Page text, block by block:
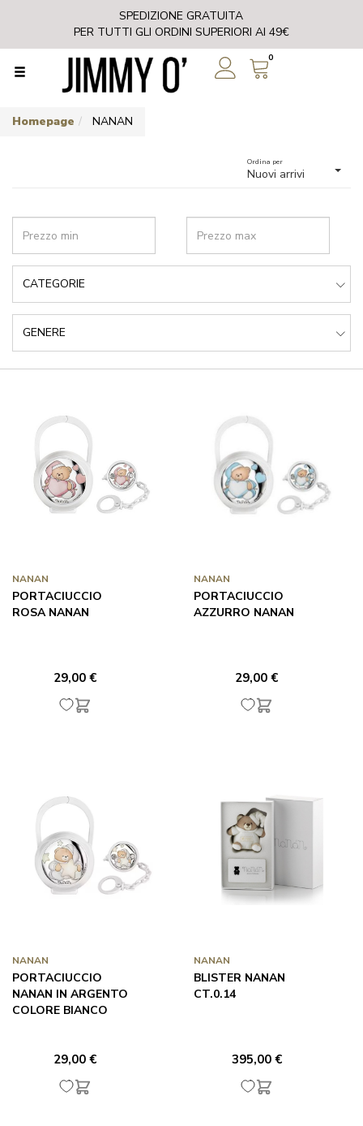
SPEDIZIONE GRATUITA
PER TUTTI GLI ORDINI SUPERIORI AI 49€
0
Homepage NANAN
Ordina per
Nuovi arrivi
CATEGORIE
GENERE
NANAN
PORTACIUCCIO
ROSA NANAN
29,00 €
NANAN
PORTACIUCCIO
AZZURRO NANAN
29,00 €
NANAN
PORTACIUCCIO
NANAN IN ARGENTO
COLORE BIANCO
29,00 €
NANAN
BLISTER NANAN
CT.0.14
395,00 €